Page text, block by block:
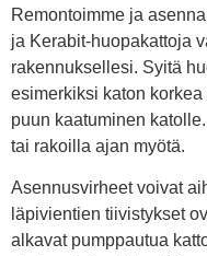
Remontoimme ja
ja Kerabit-huopakattoja
rakennuksellesi. Syitä
esimerkiksi katon
puun kaatuminen
tai rakoilla ajan myötä.
Asennusvirheet voivat
läpivientien tiivistykset
alkavat pumppautua